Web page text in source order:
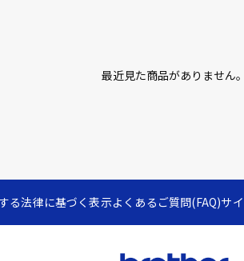
最近見た商品がありません。
る法律に基づく表示よくあるご質問(FAQ)サ